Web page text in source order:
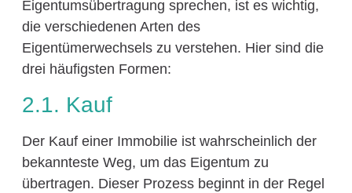
Eigentumsübertragung sprechen, ist es wichtig,
die verschiedenen Arten des
Eigentümerwechsels zu verstehen. Hier sind die
drei häufigsten Formen:
2.1. Kauf
Der Kauf einer Immobilie ist wahrscheinlich der
bekannteste Weg, um das Eigentum zu
übertragen. Dieser Prozess beginnt in der Regel